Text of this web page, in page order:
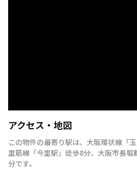
アクセス・地図
この物件の最寄り駅は、 大阪環状線 「
里筋線 「今里駅 」 徒歩8分、 大阪市長堀
分です。